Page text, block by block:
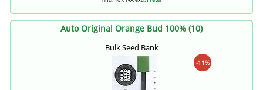
Auto Original Orange Bud 100% (10)
Bulk Seed Bank
-11%